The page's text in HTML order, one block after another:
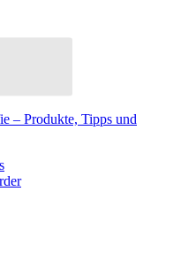
– Produkte, Tipps und